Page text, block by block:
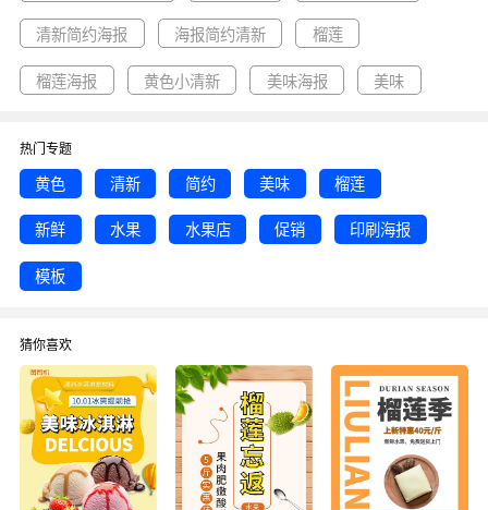
清新简约海报 海报简约清新 榴莲
榴莲海报 黄色小清新 美味海报 美味
热门专题
黄色 清新 简约 美味 榴莲
新鲜 水果 水果店 促销 印刷海报
模板
猜你喜欢